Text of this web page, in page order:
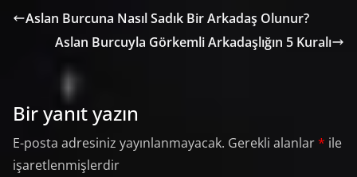
Aslan Burcuna Nasıl Sadık Bir Arkadaş Olunur?
Aslan Burcuyla Görkemli Arkadaşlığın 5 Kuralı
Bir yanıt yazın
E-posta adresiniz yayınlanmayacak. Gerekli alanlar* ile
işaretlenmişlerdir